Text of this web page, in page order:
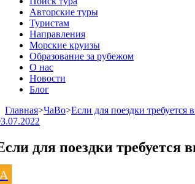
Авторские туры
Туристам
Направления
Морские круизы
Образование за рубежом
О нас
Новости
Блог
Главная>ЧаВо>Если для поездки требуется
для поездки требуется
A